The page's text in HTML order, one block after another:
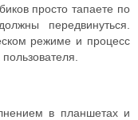
просто тапаете по
передвинуться.
режиме и процесс
в планшетах и